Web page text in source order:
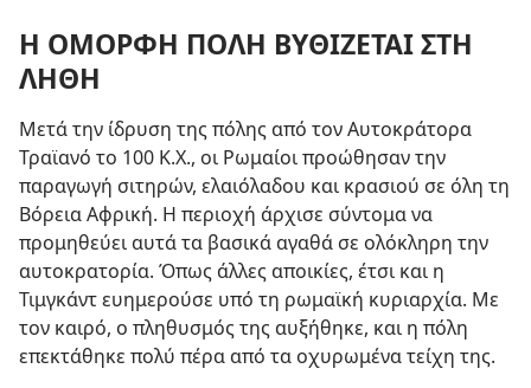
Η ΟΜΟΡΦΗ ΠΟΛΗ ΒΥΘΙΖΕΤΑΙ ΣΤΗ
ΛΗΘΗ
Μετά την ίδρυση της πόλης από τον Αυτοκράτορα
Τραϊανό το 100 Κ.Χ., οι Ρωμαίοι προώθησαν την
παραγωγή σιτηρών, ελαιόλαδου και κρασιού σε όλη τη
Βόρεια Αφρική. Η περιοχή άρχισε σύντομα να
προμηθεύει αυτά τα βασικά αγαθά σε ολόκληρη την
αυτοκρατορία. Όπως άλλες αποικίες, έτσι και η
Τιμγκάντ ευημερούσε υπό τη ρωμαϊκή κυριαρχία. Με
τον καιρό, ο πληθυσμός της αυξήθηκε, και η πόλη
επεκτάθηκε πολύ πέρα από τα οχυρωμένα τείχη της.